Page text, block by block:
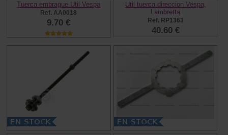
Tuerca embrague Util Vespa
Ref. AA0018
9.70 €
Util tuerca direccion Vespa,
Lambretta
Ref. RP1363
40.60 €